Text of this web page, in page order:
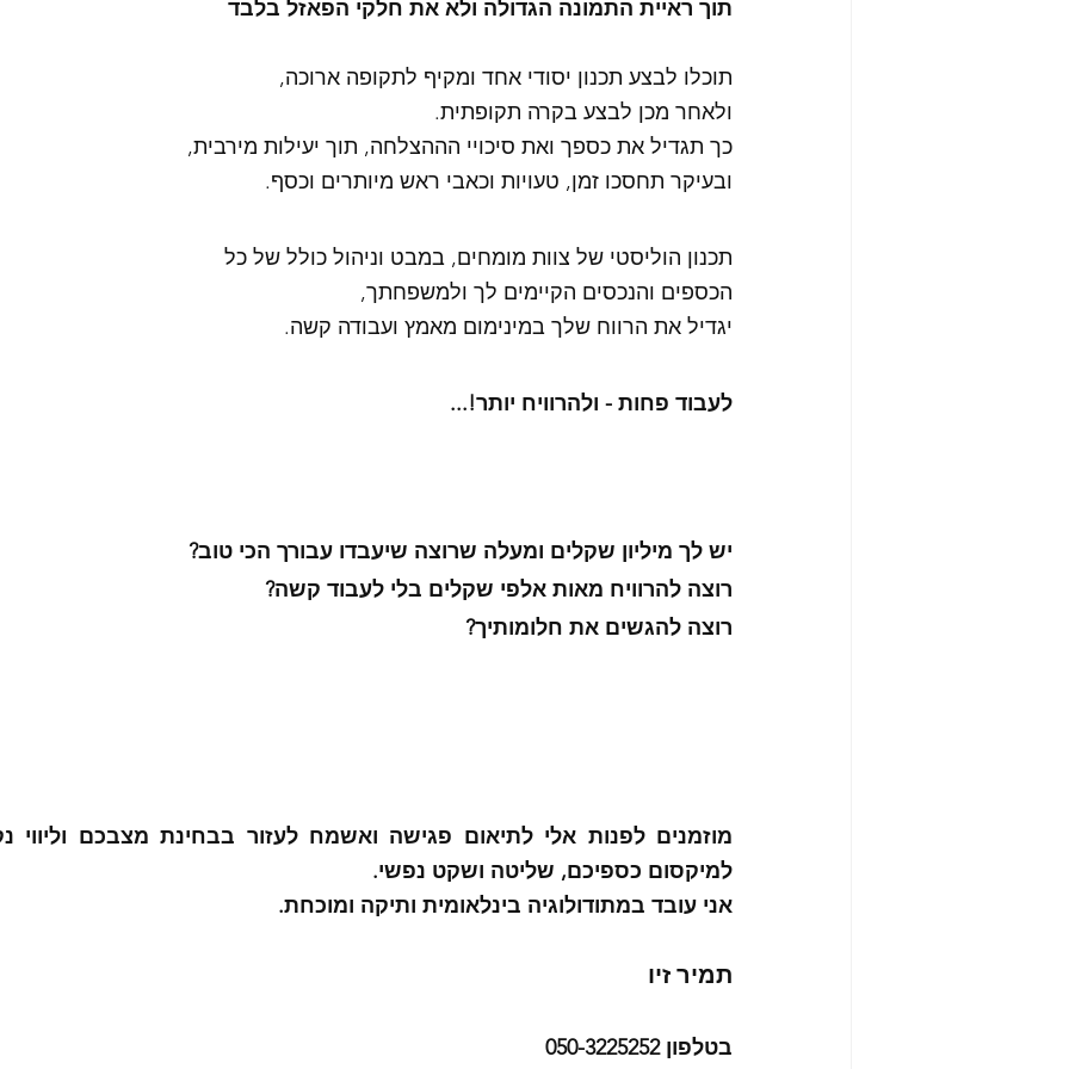
תוך ראיית התמונה הגדולה ולא את חלקי הפאזל בלבד
תוכלו לבצע תכנון יסודי אחד ומקיף לתקופה ארוכה,
ולאחר מכן לבצע בקרה תקופתית.
כך תגדיל את כספך ואת סיכויי הההצלחה, תוך יעילות מירבית,
ובעיקר תחסכו זמן, טעויות וכאבי ראש מיותרים וכסף.
תכנון הוליסטי של צוות מומחים, במבט וניהול כולל של כל
הכספים והנכסים הקיימים לך ולמשפחתך,
יגדיל את הרווח שלך במינימום מאמץ ועבודה קשה.
לעבוד פחות - ולהרוויח יותר!...
יש לך מיליון שקלים ומעלה שרוצה שיעבדו עבורך הכי טוב?
רוצה להרוויח מאות אלפי שקלים בלי לעבוד קשה?
רוצה להגשים את חלומותיך?
למיקסום כספיכם, שליטה ושקט נפשי.
אני עובד במתודולוגיה בינלאומית ותיקה ומוכחת.
תמיר זיו
בטלפון 050-3225252